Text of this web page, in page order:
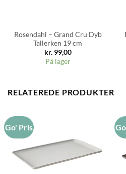
Rosendahl – Grand Cru Dyb
Tallerken 19 cm
kr.99,00
På lager
RELATEREDE PRODUKTER
Go' Pris